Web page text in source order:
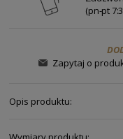
(pn-pt
Zapytaj o
Opis produktu:
Sukienka Caran